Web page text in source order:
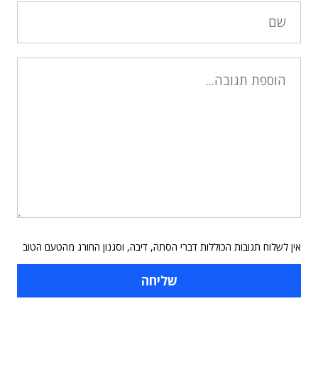
אין לשלוח תגובות הכוללות דברי הסתה, דיבה, וסגנון החורג מהטעם הטוב